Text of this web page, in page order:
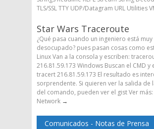
TLS/SSL TTY UDP/Datagram URL Utilities
Star Wars Traceroute
¿Qué pasa cuando un ingeniero está muy
desocupado? pues pasan cosas como
Linux Van a la consola y escriben:
216.81.59.173 Windows Buscan el CMD y
tracert 216.81.59.173 El resultado es
sorprendente. Si quieren ver la salida de
del comando, pueden ver el gist Ver más:
Network →
Comunicados - Notas de Prensa